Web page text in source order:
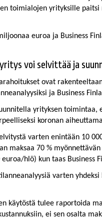
toimialojen yrityksille
euroa ja Business
voi selvittää ja
ovat
ja Business
yrityksen
koronan
varten enintään 10
maksaa 70 %
hlö) kun taas
varten
käytöstä tulee raportoida
ei sen osalta